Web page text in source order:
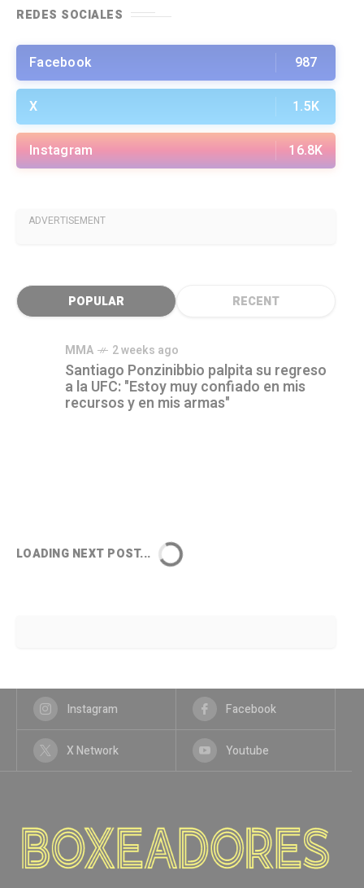
REDES SOCIALES
Facebook 987
X 1.5K
Instagram 16.8K
ADVERTISEMENT
POPULAR RECENT
MMA 2 weeks ago
Santiago Ponzinibbio palpita su regreso
a la UFC: "Estoy muy confiado en mis
recursos y en mis armas"
LOADING NEXT POST...
Instagram Facebook
X Network Youtube